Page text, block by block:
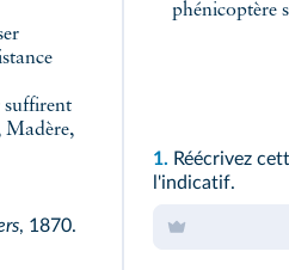
suffirent
Madère,
, 1870.
phénicoptère
1. Réécrivez
l'indicatif.